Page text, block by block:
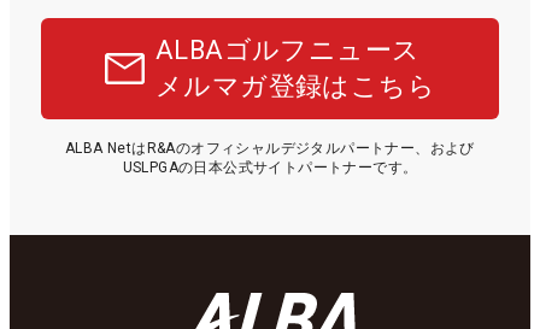
ALBAゴルフニュース
メルマガ登録はこちら
ALBA NetはR&Aのオフィシャルデジタルパートナー、および
USLPGAの日本公式サイトパートナーです。